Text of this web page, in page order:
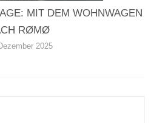
MIT DEM WOHNWAGEN
RØMØ
2025